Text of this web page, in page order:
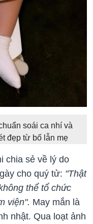
soái ca nhí và
đẹp từ bố lẫn mẹ
chia sẻ về lý do
cho quý tử: "Thật
thể tổ chức
viện". May mắn là
nhật. Qua loạt ảnh